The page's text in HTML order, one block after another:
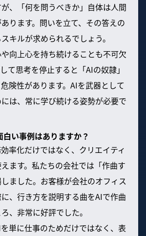
、「何を問うべきか」自体は人間
ります。問いを立て、その答えの
キルが求められるでしょう。
向上心を持ち続けることも不可欠
て思考を停止すると「AIの奴隷」
険性があります。AIを武器として
は、常に学び続ける姿勢が必要で
い事例はありますか？
率化だけではなく、クリエイティ
ます。私たちの会社では「作曲す
ました。お客様が会社のオフィス
、行き方を説明する曲をAIで作曲
、非常に好評でした。
単に仕事のためだけではなく、表